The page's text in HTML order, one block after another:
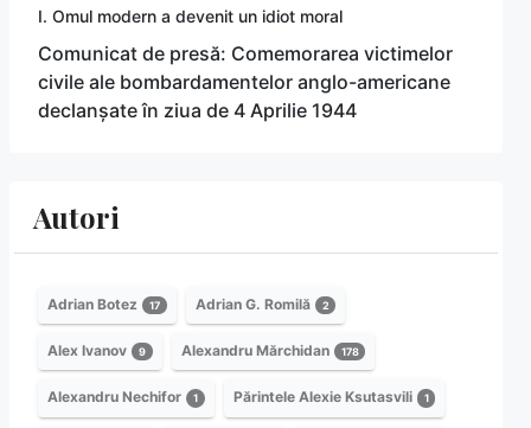
I. Omul modern a devenit un idiot moral
Comunicat de presă: Comemorarea victimelor
civile ale bombardamentelor anglo-americane
declanșate în ziua de 4 Aprilie 1944
Autori
Adrian Botez 17 Adrian G. Romilă 2
Alex Ivanov 9 Alexandru Mărchidan 178
Alexandru Nechifor 1 Părintele Alexie Ksutasvili 1